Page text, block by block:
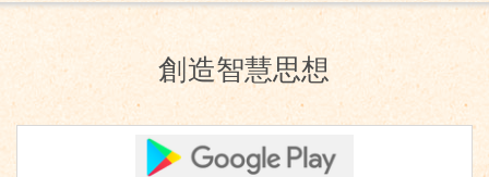
創造智慧思想